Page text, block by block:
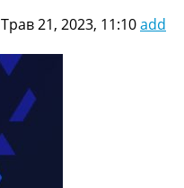
Трав 21, 2023, 11:10add